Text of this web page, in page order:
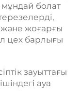
мұндай болат
жоғарғы
цех барлығы
зауыттағы
ауа